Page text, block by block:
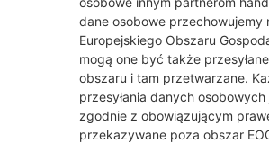
dane osobowe przechowujemy
Europejskiego Obszaru
mogą one być także
obszaru i tam przetwarzane.
przesyłania danych
zgodnie z obowiązującym
przekazywane poza obszar